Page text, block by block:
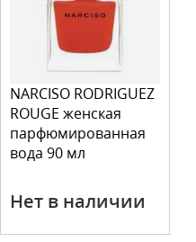
NARCISO RODRIGUEZ
ROUGE женская
парфюмированная
вода 90 мл
Нет в наличии